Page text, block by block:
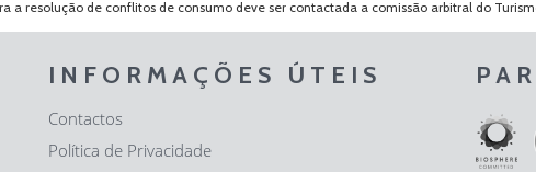
a resolução de conflitos de consumo deve ser contactada a comissão arbitral do
INFORMAÇÕES ÚTEIS
Contactos
Política de Privacidade